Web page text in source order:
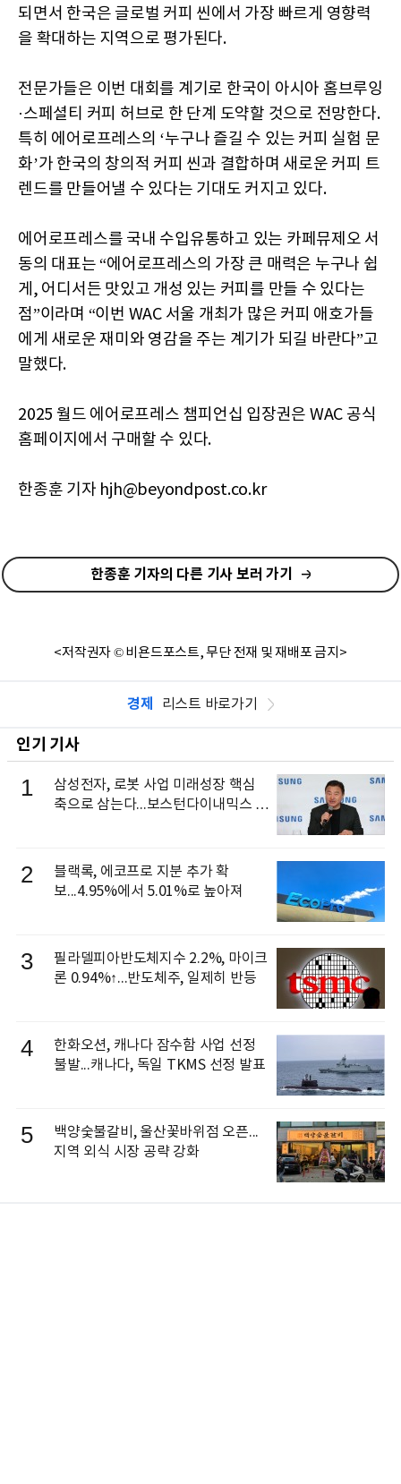
되면서 한국은 글로벌 커피 씬에서 가장 빠르게 영향력
을 확대하는 지역으로 평가된다.
전문가들은 이번 대회를 계기로 한국이 아시아 홈브루잉
·스페셜티 커피 허브로 한 단계 도약할 것으로 전망한다.
특히 에어로프레스의 ‘누구나 즐길 수 있는 커피 실험 문
화’가 한국의 창의적 커피 씬과 결합하며 새로운 커피 트
렌드를 만들어낼 수 있다는 기대도 커지고 있다.
에어로프레스를 국내 수입유통하고 있는 카페뮤제오 서
동의 대표는 “에어로프레스의 가장 큰 매력은 누구나 쉽
게, 어디서든 맛있고 개성 있는 커피를 만들 수 있다는
점”이라며 “이번 WAC 서울 개최가 많은 커피 애호가들
에게 새로운 재미와 영감을 주는 계기가 되길 바란다”고
말했다.
2025 월드 에어로프레스 챔피언십 입장권은 WAC 공식
홈페이지에서 구매할 수 있다.
한종훈 기자 hjh@beyondpost.co.kr
한종훈 기자의 다른 기사 보러 가기
<저작권자 © 비욘드포스트, 무단 전재 및 재배포 금지>
경제 리스트 바로가기
인기 기사
1
삼성전자, 로봇 사업 미래성장 핵심
축으로 삼는다...보스턴다이내믹스 출
2
블랙록, 에코프로 지분 추가 확
보...4.95%에서 5.01%로 높아져
3
필라델피아반도체지수 2.2%, 마이크
론 0.94%↑...반도체주, 일제히 반등
4
한화오션, 캐나다 잠수함 사업 선정
불발...캐나다, 독일 TKMS 선정 발표
5
백양숯불갈비, 울산꽃바위점 오픈...
지역 외식 시장 공략 강화